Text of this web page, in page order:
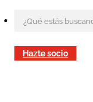
Hazte socio